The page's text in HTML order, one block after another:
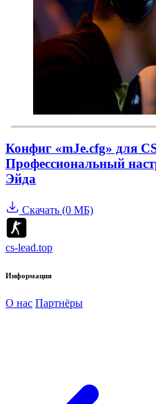
Конфиг «mJe.cfg» для
Профессиональный
Эйда
Скачать (0 МБ)
cs-lead.top
Информация
О нас Партнёры